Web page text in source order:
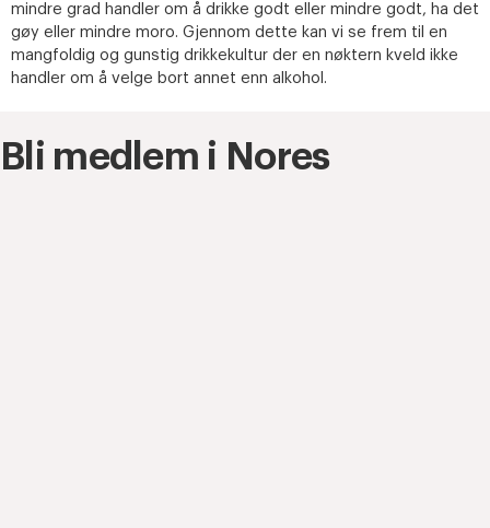
mindre grad handler om å drikke godt eller mindre godt, ha det
gøy eller mindre moro. Gjennom dette kan vi se frem til en
mangfoldig og gunstig drikkekultur der en nøktern kveld ikke
handler om å velge bort annet enn alkohol.
Bli medlem i Nores